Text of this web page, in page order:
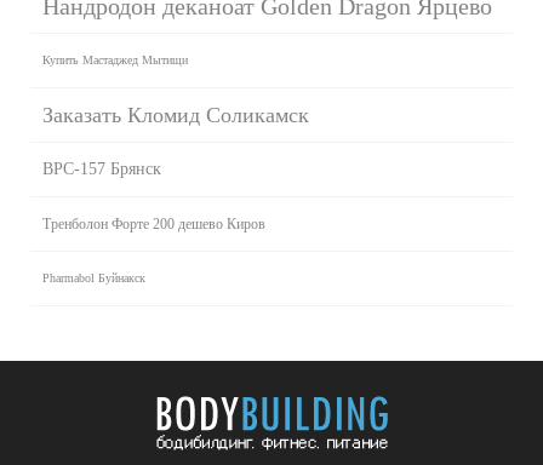
Нандродон деканоат Golden Dragon Ярцево
Купить Мастаджед Мытищи
Заказать Кломид Соликамск
BPC-157 Брянск
Тренболон Форте 200 дешево Киров
Pharmabol Буйнакск